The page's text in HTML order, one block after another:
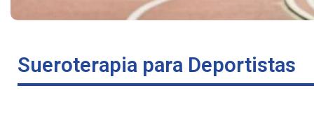
Sueroterapia para Deportistas